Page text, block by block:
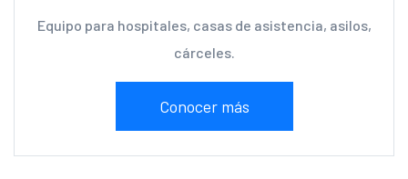
Equipo para hospitales, casas de asistencia, asilos,
cárceles.
Conocer más